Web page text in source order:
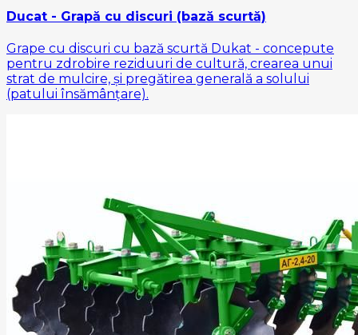
Ducat - Grapă cu discuri (bază scurtă)
Grape cu discuri cu bază scurtă Dukat - concepute
pentru zdrobire reziduuri de cultură, crearea unui
strat de mulcire, și pregătirea generală a solului
(patului însămânțare).